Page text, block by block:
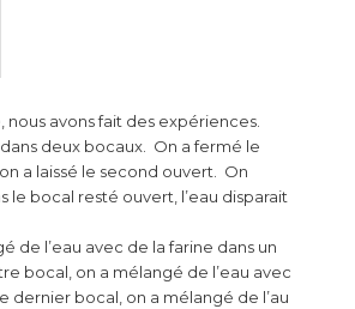
nous avons fait des expériences.
dans deux bocaux. On a fermé le
a laissé le second ouvert. On
le bocal resté ouvert, l’eau disparait
de l’eau avec de la farine dans un
bocal, on a mélangé de l’eau avec
dernier bocal, on a mélangé de l’au